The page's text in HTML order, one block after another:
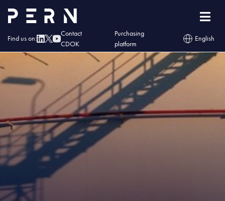
Find us on:
Contact
CDOK
Purchasing
platform
English
Home »Blog Stanowisko PERN w sprawie dostaw ropy naftowej